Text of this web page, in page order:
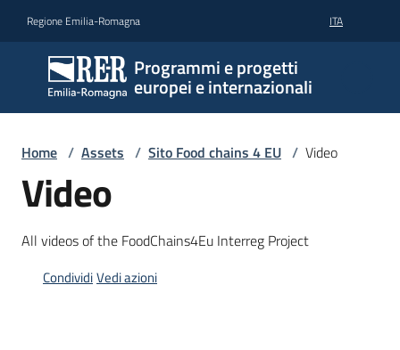
Regione Emilia-Romagna ITA
Programmi e progetti
europei e internazionali
Home / Assets / Sito Food chains 4 EU / Video
Video
All videos of the FoodChains4Eu Interreg Project
CondividiVedi azioni